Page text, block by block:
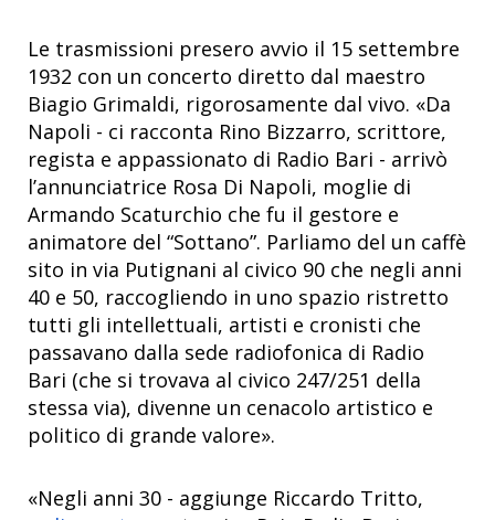
Le trasmissioni presero avvio il 15 settembre
1932 con un concerto diretto dal maestro
Biagio Grimaldi, rigorosamente dal vivo. «Da
Napoli - ci racconta Rino Bizzarro, scrittore,
regista e appassionato di Radio Bari - arrivò
l’annunciatrice Rosa Di Napoli, moglie di
Armando Scaturchio che fu il gestore e
animatore del “Sottano”. Parliamo del un caffè
sito in via Putignani al civico 90 che negli anni
40 e 50, raccogliendo in uno spazio ristretto
tutti gli intellettuali, artisti e cronisti che
passavano dalla sede radiofonica di Radio
Bari (che si trovava al civico 247/251 della
stessa via), divenne un cenacolo artistico e
politico di grande valore».
«Negli anni 30 - aggiunge Riccardo Tritto,